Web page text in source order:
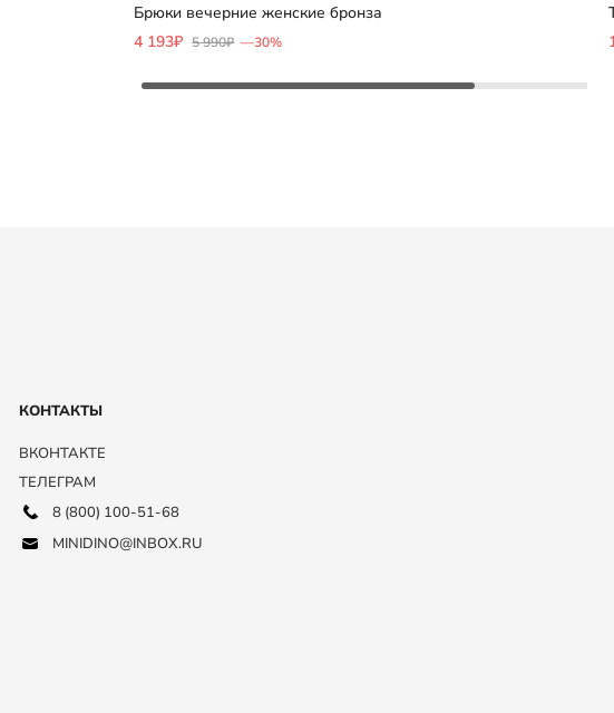
Брюки вечерние женские бронза
4 193₽ 5 990₽ —30%
КОНТАКТЫ
ВКОНТАКТЕ
ТЕЛЕГРАМ
8 (800) 100-51-68
MINIDINO@INBOX.RU